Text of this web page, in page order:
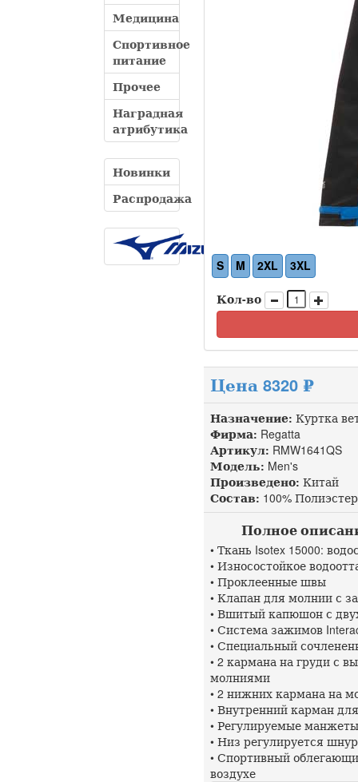
Медицина
Спортивное
питание
Прочее
Наградная
атрибутика
Новинки
Распродажа
S M 2XL 3XL
Кол-во
Цена 8320 ₽
Назначение: Куртка
Фирма: Regatta
Артикул: RMW1641QS
Модель: Men's
Произведено: Китай
Состав: 100% Полиэстер
Полное
• Ткань Isotex 15000:
• Износостойкое
• Проклеенные швы
• Клапан для молнии с
• Вшитый капюшон с
• Система зажимов
• Специальный
• 2 кармана на груди с
молниями
• 2 нижних кармана на
• Внутренний карман
• Регулируемые манжеты
• Низ регулируется
• Спортивный
воздухе